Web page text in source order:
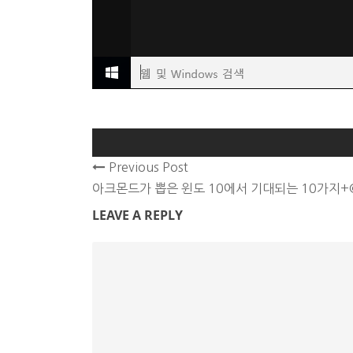
Previous Post
아크몬드가 뽑은 윈도 10에서 기대되는 10가지
LEAVE A REPLY